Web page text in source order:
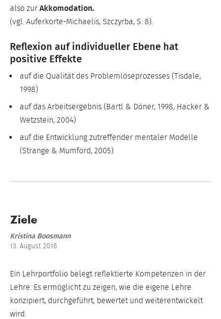
also zur Akkomodation.
(vgl. Auferkorte-Michaelis, Szczyrba, S. 8).
Reflexion auf individueller Ebene hat
positive Effekte
auf die Qualität des Problemlöseprozesses (Tisdale,
1998)
auf das Arbeitsergebnis (Bartl & Döner, 1998, Hacker &
Wetzstein, 2004)
auf die Entwicklung zutreffender mentaler Modelle
(Strange & Mumford, 2005)
Ziele
Kristina Boosmann
13. August 2018
Ein Lehrportfolio belegt reflektierte Kompetenzen in der
Lehre. Es ermöglicht zu zeigen, wie die eigene Lehre
konzipiert, durchgeführt, bewertet und weiterentwickelt
wird.